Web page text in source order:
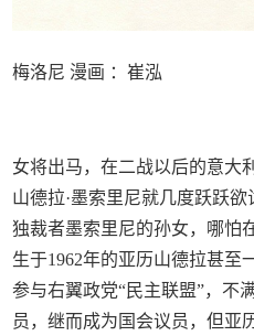
梅洛尼 漫画 ：崔泓
女将出马，在二战以后的意大
山德拉·墨索里尼就几度跃跃
独裁者墨索里尼的孙女，哪怕
生于1962年的亚历山德拉甚至
参与右翼政党“民主联盟”，不
员，继而成为国会议员，但亚